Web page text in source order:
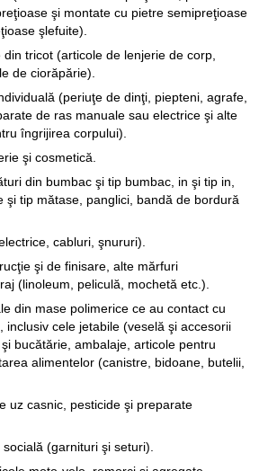
şi montate cu pietre semipreţioase
şlefuite).
tricot (articole de lenjerie de corp,
de ciorăpărie).
(periuţe de dinţi, piepteni, agrafe,
de ras manuale sau electrice şi alte
îngrijirea corpului).
şi cosmetică.
din bumbac şi tip bumbac, in şi tip in,
şi tip mătase, panglici, bandă de bordură
cabluri, şnururi).
şi de finisare, alte mărfuri
(linoleum, peliculă, mochetă etc.).
din mase polimerice ce au contact cu
inclusiv cele jetabile (veselă şi accesorii
bucătărie, ambalaje, articole pentru
alimentelor (canistre, bidoane, butelii,
uz casnic, pesticide şi preparate
(garnituri şi seturi).